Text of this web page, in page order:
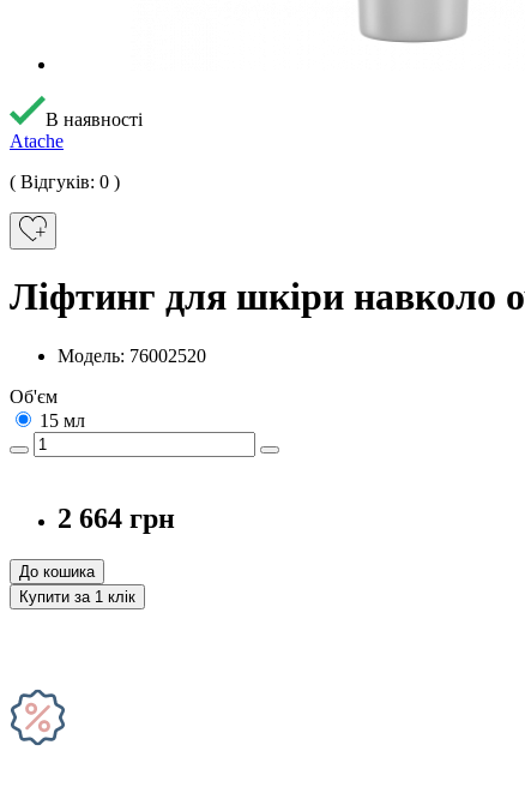
В наявності
Atache
( Відгуків: 0 )
Ліфтинг для шкіри навколо
Модель: 76002520
Об'єм
15 мл
2 664 грн
До кошика
Купити за 1 клiк